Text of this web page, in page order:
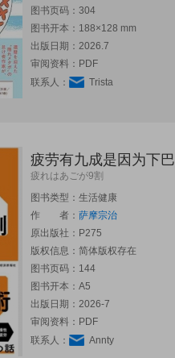
图书页码：304
图书开本：188×128 mm
出版日期：2026.7
审阅资料：PDF
联系人：
Trista
疲劳有九成是因为下巴
疲れはあごが9割
图书类型：生活健康
作 者： 萨摩宗治
原出版社： P275
版权信息：简体版权存在
图书页码：144
图书开本：A5
出版日期：2026-7
审阅资料：PDF
联系人：
Annty